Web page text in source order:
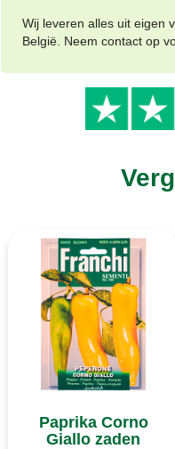
Wij leveren alles uit eigen
België. Neem contact op
Paprika Corno
Giallo zaden